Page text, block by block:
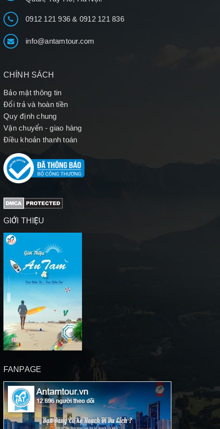
0912 121 936& 0912 121 836
info@antamtour.com
CHÍNH SÁCH
Bảo mật thông tin
Đổi trả và hoàn tiền
Quy định chung
Vận chuyển - giao hàng
Điều khoản thanh toán
GIỚI THIỆU
FANPAGE